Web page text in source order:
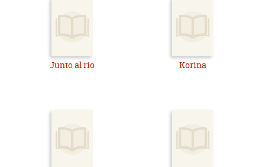
Junto al río Korina